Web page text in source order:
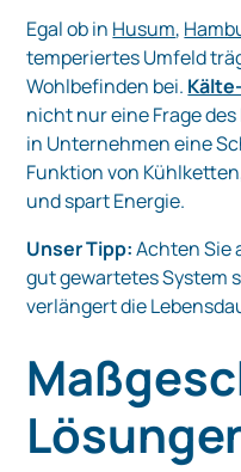
Egal ob in Husum,
temperiertes Umfeld
Wohlbefinden bei.
nicht nur eine Frage
in Unternehmen eine
Funktion von
und spart Energie.
Unser Tipp:Achten Sie
gut gewartetes System
verlängert die